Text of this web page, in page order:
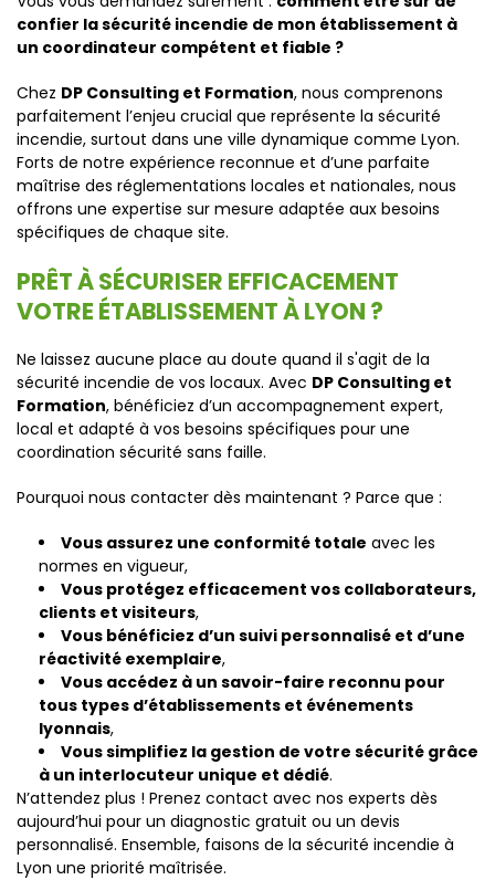
confier la sécurité incendie de mon établissement à
un coordinateur compétent et fiable ?
Chez DP Consulting et Formation, nous comprenons
parfaitement l’enjeu crucial que représente la sécurité
incendie, surtout dans une ville dynamique comme Lyon.
Forts de notre expérience reconnue et d’une parfaite
maîtrise des réglementations locales et nationales, nous
offrons une expertise sur mesure adaptée aux besoins
spécifiques de chaque site.
PRÊT À SÉCURISER EFFICACEMENT
VOTRE ÉTABLISSEMENT À LYON ?
Ne laissez aucune place au doute quand il s'agit de la
sécurité incendie de vos locaux. Avec DP Consulting et
Formation, bénéficiez d’un accompagnement expert,
local et adapté à vos besoins spécifiques pour une
coordination sécurité sans faille.
Pourquoi nous contacter dès maintenant ? Parce que :
Vous assurez une conformité totale avec les
normes en vigueur,
Vous protégez efficacement vos collaborateurs,
clients et visiteurs,
Vous bénéficiez d’un suivi personnalisé et d’une
réactivité exemplaire,
Vous accédez à un savoir-faire reconnu pour
tous types d’établissements et événements
lyonnais,
Vous simplifiez la gestion de votre sécurité grâce
à un interlocuteur unique et dédié.
N’attendez plus ! Prenez contact avec nos experts dès
aujourd’hui pour un diagnostic gratuit ou un devis
personnalisé. Ensemble, faisons de la sécurité incendie à
Lyon une priorité maîtrisée.